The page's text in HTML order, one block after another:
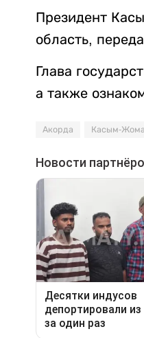
Президент
область,
Глава
а также
Акорда Касым-